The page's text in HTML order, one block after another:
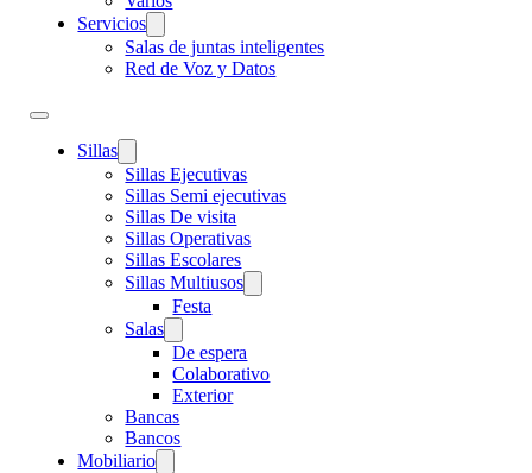
Servicios
Salas de juntas inteligentes
Red de Voz y Datos
Sillas
Sillas Ejecutivas
Sillas Semi ejecutivas
Sillas De visita
Sillas Operativas
Sillas Escolares
Sillas Multiusos
Festa
Salas
De espera
Colaborativo
Exterior
Bancas
Bancos
Mobiliario